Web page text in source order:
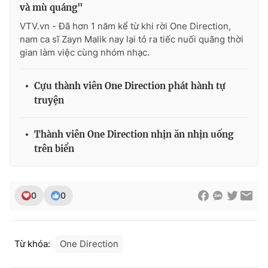
THỜI BÁO VTV
Cơ quan chủ quản:
Giấy phép hoạt động báo in và báo điện tử số 483/GP-BTTTT
cấp ngày 29/12/2023
Nguyễn Trọng Ninh
và mù quáng"
VTV.vn - Đã hơn 1 năm kể từ khi rời One Direction,
nam ca sĩ Zayn Malik nay lại tỏ ra tiếc nuối quãng thời
gian làm việc cùng nhóm nhạc.
Cựu thành viên One Direction phát hành tự
truyện
Thành viên One Direction nhịn ăn nhịn uống
trên biển
0 0
Từ khóa: One Direction